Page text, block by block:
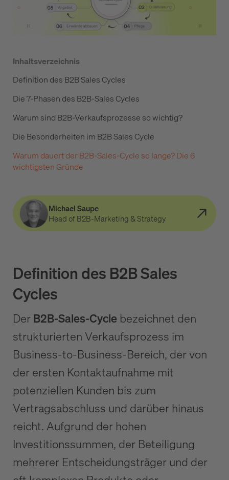
Inhaltsverzeichnis
Definition des B2B Sales Cycles
Die 7-Phasen des B2B-Sales Cycles
Warum sind B2B-Verkaufsprozesse so wichtig?
Die Besonderheiten im B2B Sales Cycle
Warum dauert der B2B-Sales-Cycle so lange? Die 6
wichtigsten Gründe
Michael Saupe
Head of B2B-Marketing & Strategy
Definition des B2B Sales
Cycles
Der B2B-Sales-Cycle bezeichnet den
strukturierten Verkaufsprozess im
Business-to-Business-Bereich, der von
der ersten Kontaktaufnahme mit
potenziellen Kunden bis zum
Vertragsabschluss und darüber hinaus
reicht. Aufgrund der hohen
Investitionssummen, der Beteiligung
mehrerer Entscheidungsträger und der